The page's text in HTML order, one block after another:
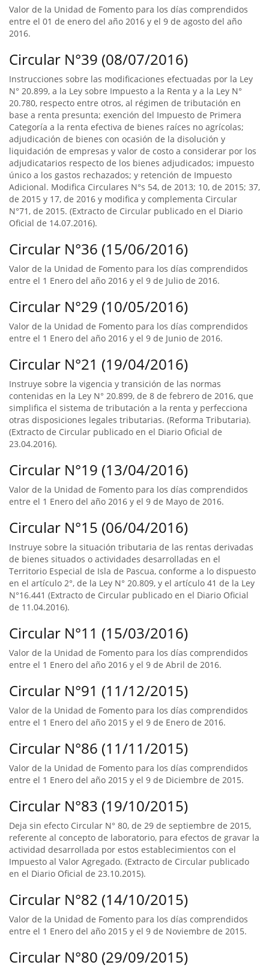
Valor de la Unidad de Fomento para los días comprendidos
entre el 01 de enero del año 2016 y el 9 de agosto del año
2016.
Circular N°39 (08/07/2016)
Instrucciones sobre las modificaciones efectuadas por la Ley
N° 20.899, a la Ley sobre Impuesto a la Renta y a la Ley N°
20.780, respecto entre otros, al régimen de tributación en
base a renta presunta; exención del Impuesto de Primera
Categoría a la renta efectiva de bienes raíces no agrícolas;
adjudicación de bienes con ocasión de la disolución y
liquidación de empresas y valor de costo a considerar por los
adjudicatarios respecto de los bienes adjudicados; impuesto
único a los gastos rechazados; y retención de Impuesto
Adicional. Modifica Circulares N°s 54, de 2013; 10, de 2015; 37,
de 2015 y 17, de 2016 y modifica y complementa Circular
N°71, de 2015. (Extracto de Circular publicado en el Diario
Oficial de 14.07.2016).
Circular N°36 (15/06/2016)
Valor de la Unidad de Fomento para los días comprendidos
entre el 1 Enero del año 2016 y el 9 de Julio de 2016.
Circular N°29 (10/05/2016)
Valor de la Unidad de Fomento para los días comprendidos
entre el 1 Enero del año 2016 y el 9 de Junio de 2016.
Circular N°21 (19/04/2016)
Instruye sobre la vigencia y transición de las normas
contenidas en la Ley N° 20.899, de 8 de febrero de 2016, que
simplifica el sistema de tributación a la renta y perfecciona
otras disposiciones legales tributarias. (Reforma Tributaria).
(Extracto de Circular publicado en el Diario Oficial de
23.04.2016).
Circular N°19 (13/04/2016)
Valor de la Unidad de Fomento para los días comprendidos
entre el 1 Enero del año 2016 y el 9 de Mayo de 2016.
Circular N°15 (06/04/2016)
Instruye sobre la situación tributaria de las rentas derivadas
de bienes situados o actividades desarrolladas en el
Territorio Especial de Isla de Pascua, conforme a lo dispuesto
en el artículo 2°, de la Ley N° 20.809, y el artículo 41 de la Ley
N°16.441 (Extracto de Circular publicado en el Diario Oficial
de 11.04.2016).
Circular N°11 (15/03/2016)
Valor de la Unidad de Fomento para los días comprendidos
entre el 1 Enero del año 2016 y el 9 de Abril de 2016.
Circular N°91 (11/12/2015)
Valor de la Unidad de Fomento para los días comprendidos
entre el 1 Enero del año 2015 y el 9 de Enero de 2016.
Circular N°86 (11/11/2015)
Valor de la Unidad de Fomento para los días comprendidos
entre el 1 Enero del año 2015 y el 9 de Diciembre de 2015.
Circular N°83 (19/10/2015)
Deja sin efecto Circular N° 80, de 29 de septiembre de 2015,
referente al concepto de laboratorio, para efectos de gravar la
actividad desarrollada por estos establecimientos con el
Impuesto al Valor Agregado. (Extracto de Circular publicado
en el Diario Oficial de 23.10.2015).
Circular N°82 (14/10/2015)
Valor de la Unidad de Fomento para los días comprendidos
entre el 1 Enero del año 2015 y el 9 de Noviembre de 2015.
Circular N°80 (29/09/2015)